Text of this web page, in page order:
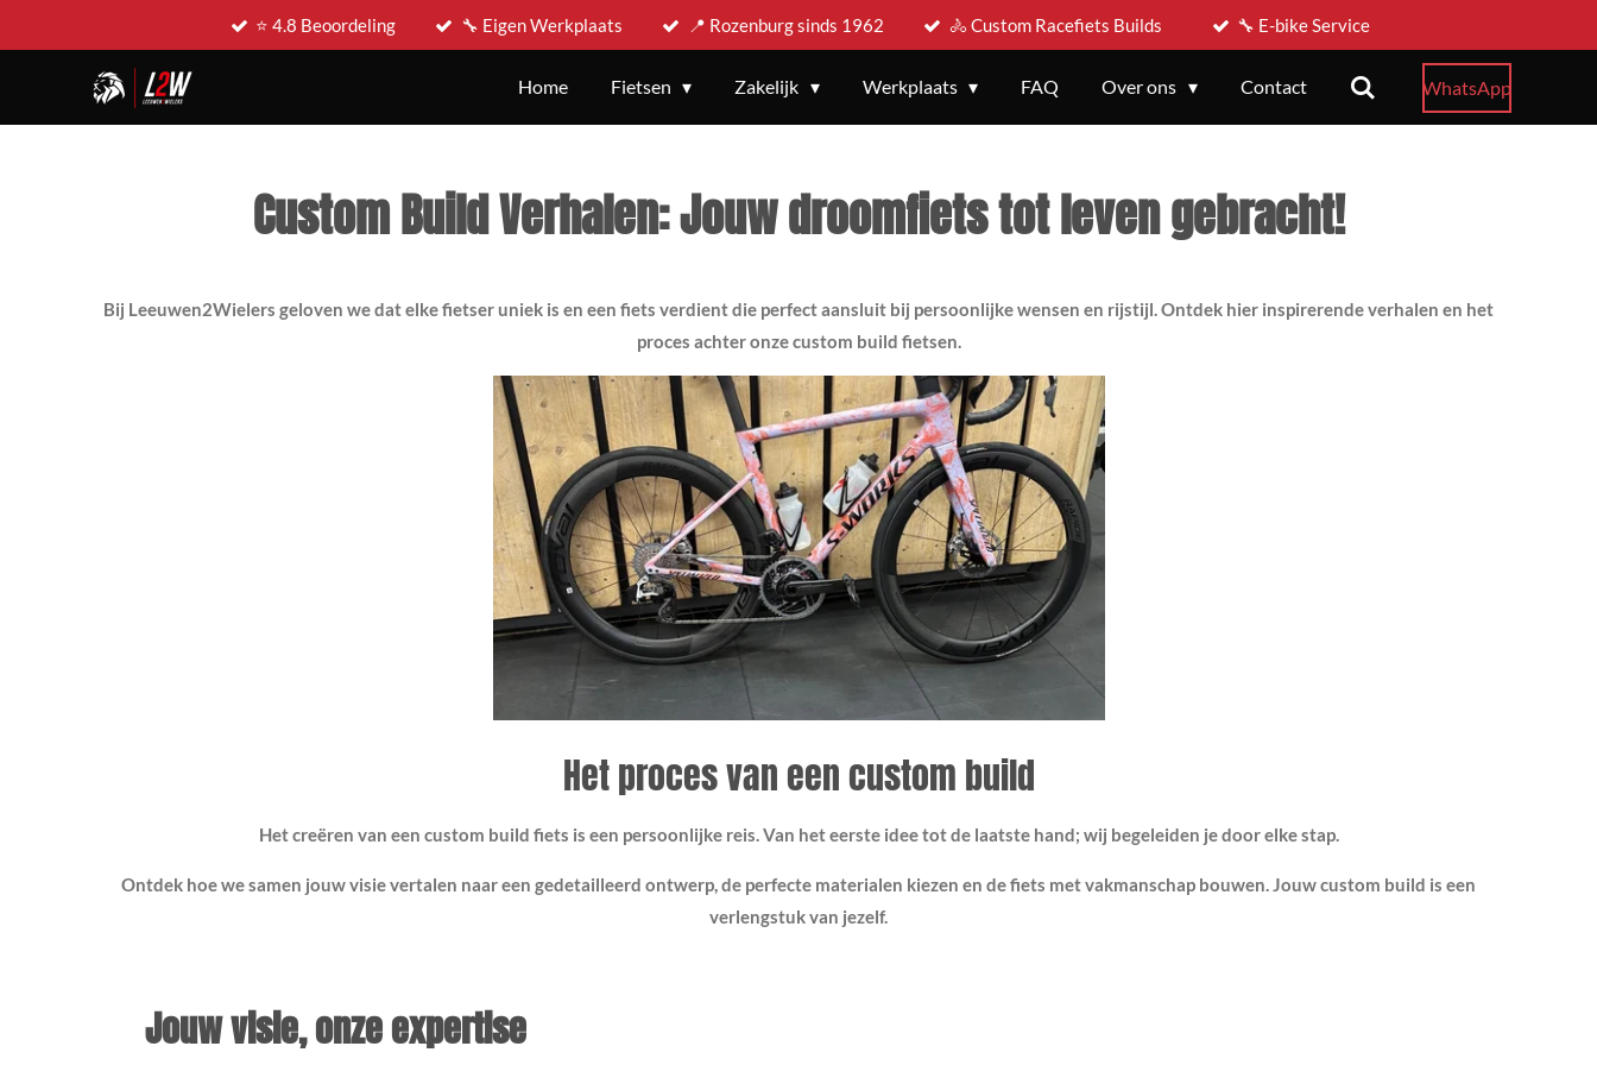
de
⭐ 4.8 Beoordeling 🔧 Eigen Werkplaats 📍 Rozenburg sinds 1962 🚴 Custom Racefiets Builds 🔧 E-bike Service
Home Fietsen Zakelijk Werkplaats FAQ Over ons Contact WhatsApp
Custom Build Verhalen: Jouw droomfiets tot leven gebracht!
Bij Leeuwen2Wielers geloven we dat elke fietser uniek is en een fiets verdient die perfect aansluit bij persoonlijke wensen en rijstijl. Ontdek hier inspirerende verhalen en het
proces achter onze custom build fietsen.
Het proces van een custom build
Het creëren van een custom build fiets is een persoonlijke reis. Van het eerste idee tot de laatste hand; wij begeleiden je door elke stap.
Ontdek hoe we samen jouw visie vertalen naar een gedetailleerd ontwerp, de perfecte materialen kiezen en de fiets met vakmanschap bouwen. Jouw custom build is een
verlengstuk van jezelf.
Jouw visie, onze expertise